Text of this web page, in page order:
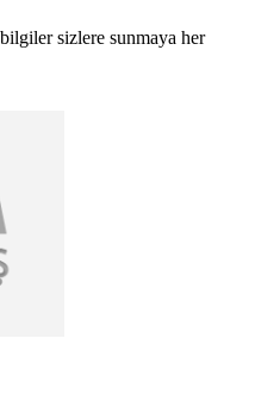
sizlere sunmaya her